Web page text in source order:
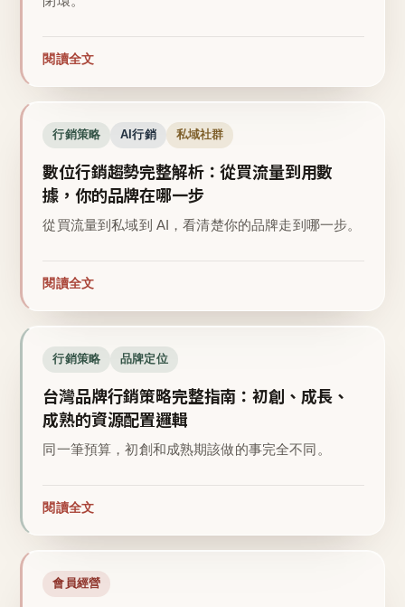
閱讀全文
行銷策略 AI行銷 私域社群
數位行銷趨勢完整解析：從買流量到用數
據，你的品牌在哪一步
從買流量到私域到 AI，看清楚你的品牌走到哪一步。
閱讀全文
行銷策略 品牌定位
台灣品牌行銷策略完整指南：初創、成長、
成熟的資源配置邏輯
同一筆預算，初創和成熟期該做的事完全不同。
閱讀全文
會員經營